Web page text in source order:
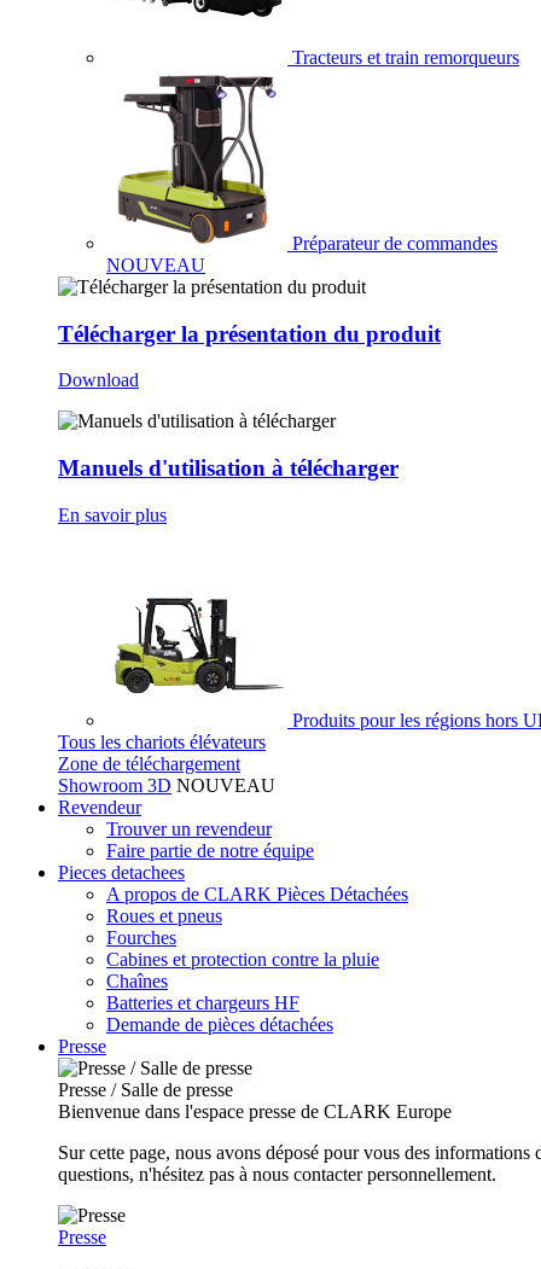
Tracteurs et train remorqueurs
Préparateur de commandes
NOUVEAU
Télécharger la présentation du produit
Download
Manuels d'utilisation à télécharger
En savoir plus
Produits pour les régions hors
Tous les chariots élévateurs
Zone de téléchargement
Showroom 3D NOUVEAU
Revendeur
Trouver un revendeur
Faire partie de notre équipe
Pieces detachees
A propos de CLARK Pièces Détachées
Roues et pneus
Fourches
Cabines et protection contre la pluie
Chaînes
Batteries et chargeurs HF
Demande de pièces détachées
Presse
Presse / Salle de presse
Bienvenue dans l'espace presse de CLARK Europe
Sur cette page, nous avons déposé pour vous des
questions, n'hésitez pas à nous contacter personnellement.
Presse